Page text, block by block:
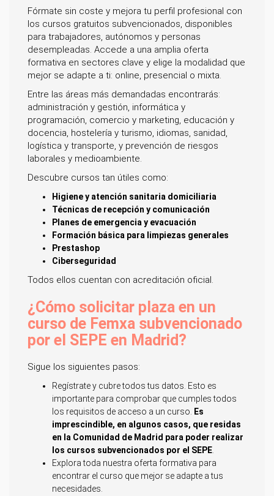
Fórmate sin coste y mejora tu perfil profesional con
los cursos gratuitos subvencionados, disponibles
para trabajadores, autónomos y personas
desempleadas. Accede a una amplia oferta
formativa en sectores clave y elige la modalidad que
mejor se adapte a ti: online, presencial o mixta.
Entre las áreas más demandadas encontrarás:
administración y gestión, informática y
programación, comercio y marketing, educación y
docencia, hostelería y turismo, idiomas, sanidad,
logística y transporte, y prevención de riesgos
laborales y medioambiente.
Descubre cursos tan útiles como:
Higiene y atención sanitaria domiciliaria
Técnicas de recepción y comunicación
Planes de emergencia y evacuación
Formación básica para limpiezas generales
Prestashop
Ciberseguridad
Todos ellos cuentan con acreditación oficial.
¿Cómo solicitar plaza en un
curso de Femxa subvencionado
por el SEPE en Madrid?
Sigue los siguientes pasos:
Regístrate y cubre todos tus datos. Esto es
importante para comprobar que cumples todos
los requisitos de acceso a un curso.
Es
imprescindible, en algunos casos, que residas
en la Comunidad de Madrid para poder realizar
los cursos subvencionados por el SEPE
Explora toda nuestra oferta formativa para
encontrar el curso que mejor se adapte a tus
necesidades.